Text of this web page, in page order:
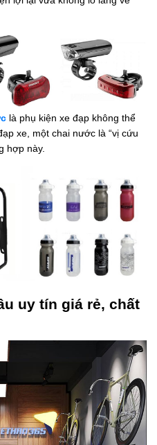
là phụ kiện xe đạp không thể
xe, một chai nước là “vị cứu
hợp này.
uy tín giá rẻ, chất